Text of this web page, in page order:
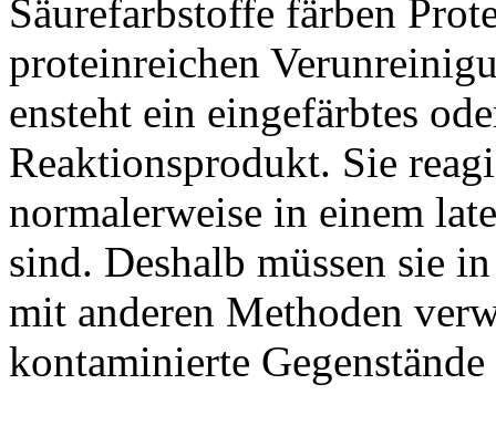
Säurefarbstoffe färben
proteinreichen
ensteht ein eingefärbtes
Reaktionsprodukt. Sie
normalerweise in einem
sind. Deshalb müssen sie
mit anderen Methoden
kontaminierte